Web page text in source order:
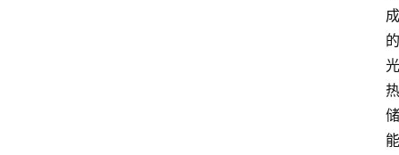
成
的
光
热
储
能